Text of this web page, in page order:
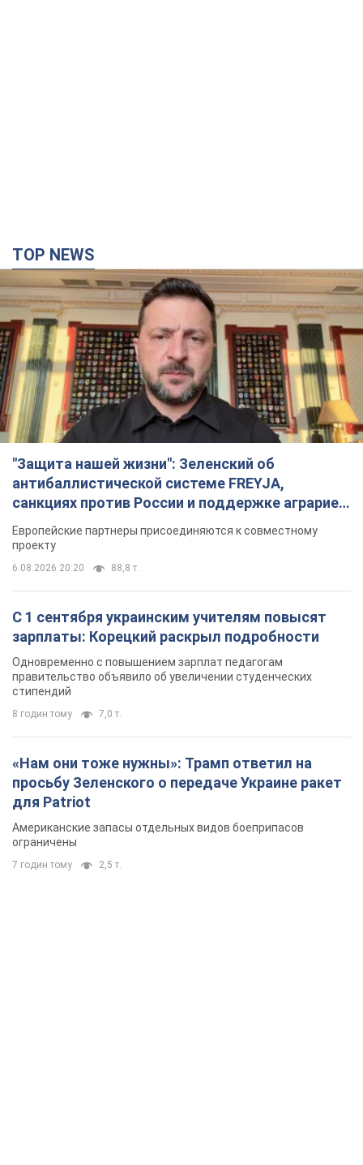
TOP NEWS
"Защита нашей жизни": Зеленский об
антибаллистической системе FREYJA,
санкциях против России и поддержке аграриев.
Видео
Европейские партнеры присоединяются к совместному
проекту
6.08.2026 20:20 88,8 т.
С 1 сентября украинским учителям повысят
зарплаты: Корецкий раскрыл подробности
Одновременно с повышением зарплат педагогам
правительство объявило об увеличении студенческих
стипендий
8 годин тому 7,0 т.
«Нам они тоже нужны»: Трамп ответил на
просьбу Зеленского о передаче Украине ракет
для Patriot
Американские запасы отдельных видов боеприпасов
ограничены
7 годин тому 2,5 т.